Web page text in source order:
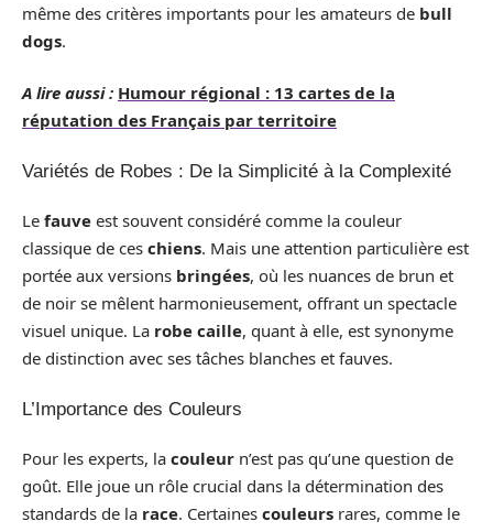
même des critères importants pour les amateurs de bull
dogs.
A lire aussi : Humour régional : 13 cartes de la
réputation des Français par territoire
Variétés de Robes : De la Simplicité à la Complexité
Le fauve est souvent considéré comme la couleur
classique de ces chiens. Mais une attention particulière est
portée aux versions bringées, où les nuances de brun et
de noir se mêlent harmonieusement, offrant un spectacle
visuel unique. La robe caille, quant à elle, est synonyme
de distinction avec ses tâches blanches et fauves.
L’Importance des Couleurs
Pour les experts, la couleur n’est pas qu’une question de
goût. Elle joue un rôle crucial dans la détermination des
standards de la race. Certaines couleurs rares, comme le